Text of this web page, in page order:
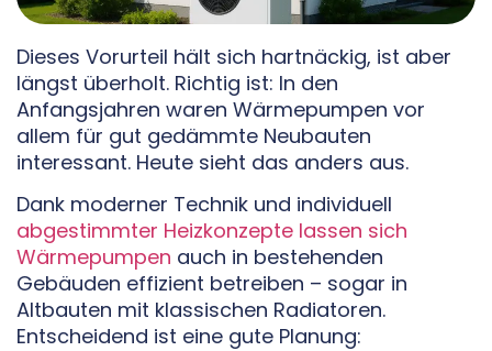
Dieses Vorurteil hält sich hartnäckig, ist aber
längst überholt. Richtig ist: In den
Anfangsjahren waren Wärmepumpen vor
allem für gut gedämmte Neubauten
interessant. Heute sieht das anders aus.
Dank moderner Technik und individuell
abgestimmter Heizkonzepte lassen sich
Wärmepumpen auch in bestehenden
Gebäuden effizient betreiben – sogar in
Altbauten mit klassischen Radiatoren.
Entscheidend ist eine gute Planung: